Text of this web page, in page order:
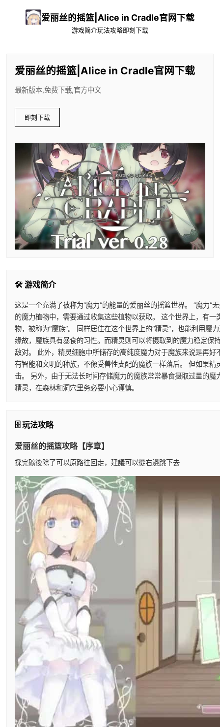
爱丽丝的摇篮|Alice in Cradle官网下载
游戏简介玩法攻略即刻下载
爱丽丝的摇篮|Alice in Cradle官网下载
最新版本,免费下载,官方中文
即刻下载
🛠️ 游戏简介
这是一个充满了被称为“魔力”的能量的爱丽丝的摇篮世界。 “魔力
的魔力植物中，需要通过收集这些植物以获取。 这个世界上，有
物，被称为“魔族”。 同样居住在这个世界上的“精灵”，也能利用
缘故，魔族具有暴食的习性。而精灵则可以将摄取到的魔力稳定
敌对。 此外，精灵细胞中所储存的高纯度魔力对于魔族来说是再
有智能和文明的种族，不像受兽性支配的魔族一样落后。 但如果
击。 另外，由于无法长时间存储魔力的魔族常常暴食摄取过量的
精灵，在森林和洞穴里务必要小心谨慎。
🗄️ 玩法攻略
爱丽丝的摇篮攻略【序章】
採完礦後除了可以原路往回走，建議可以從右邊跳下去